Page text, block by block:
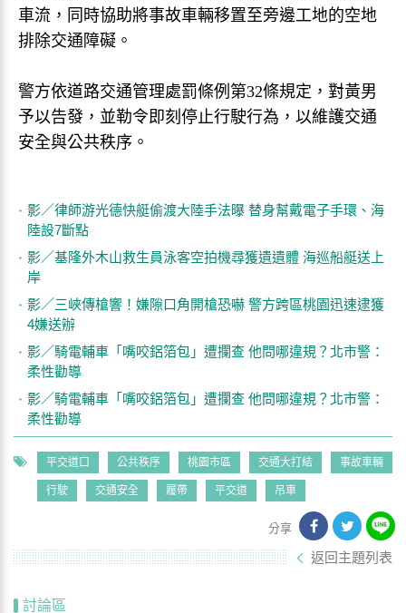
車流，同時協助將事故車輛移置至旁邊工地的空地
排除交通障礙。
警方依道路交通管理處罰條例第32條規定，對黃男
予以告發，並勒令即刻停止行駛行為，以維護交通
安全與公共秩序。
影／律師游光德快艇偷渡大陸手法曝 替身幫戴電子手環、海
陸設7斷點
影／基隆外木山救生員泳客空拍機尋獲遺遺體 海巡船艇送上
岸
影／三峽傳槍響！嫌隙口角開槍恐嚇 警方跨區桃園迅速逮獲
4嫌送辦
影／騎電輔車「嘴咬鋁箔包」遭攔查 他問哪違規？北市警：
柔性勸導
影／騎電輔車「嘴咬鋁箔包」遭攔查 他問哪違規？北市警：
柔性勸導
平交道口 公共秩序 桃園市區 交通大打結 事故車輛
行駛 交通安全 履帶 平交道 吊車
分享
返回主題列表
討論區